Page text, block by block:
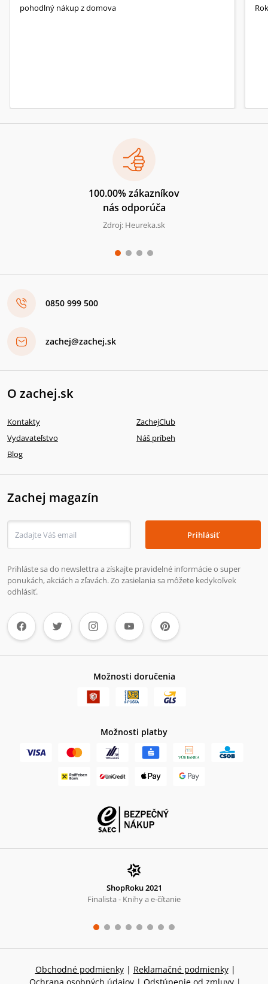
pohodlný nákup z domova
100.00% zákazníkov
nás odporúča
Zdroj: Heureka.sk
0850 999 500
zachej@zachej.sk
O zachej.sk
Kontakty
ZachejClub
Vydavateľstvo
Náš príbeh
Blog
Zachej magazín
Prihlásiť
Prihláste sa do newslettra a získajte pravidelné informácie o super
ponukách, akciách a zľavách. Zo zasielania sa môžete kedykoľvek
odhlásiť.
Možnosti doručenia
Možnosti platby
ShopRoku 2021
Finalista - Knihy a e-čítanie
Obchodné podmienky | Reklamačné podmienky |
Ochrana osobných údajov | Odstúpenie od zmluvy |